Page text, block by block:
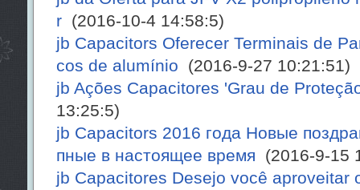
r(2016-10-4 14:58:5)
jb Capacitors Oferecer Terminais de
cos de alumínio (2016-9-27 10:21:51)
jb Ações Capacitores 'Grau de
13:25:5)
jb Capacitors 2016 года Новые
пные в настоящее время (2016-9-15
jb Capacitores Desejo você aproveitar